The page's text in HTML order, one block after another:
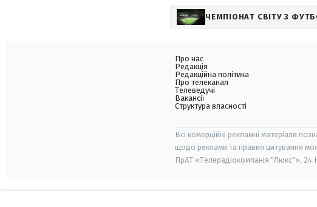
ЧЕМПІОНАТ СВІТУ З
Про нас
Редакція
Редакційна політика
Про телеканал
Телеведучі
Вакансії
Структура власності
Всі комерційні рекламні матеріали
щодо реклами та правил цитування
ПрАТ «Телерадіокомпанія "Люкс"», 24